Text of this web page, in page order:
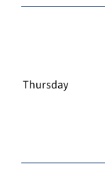
Thursday